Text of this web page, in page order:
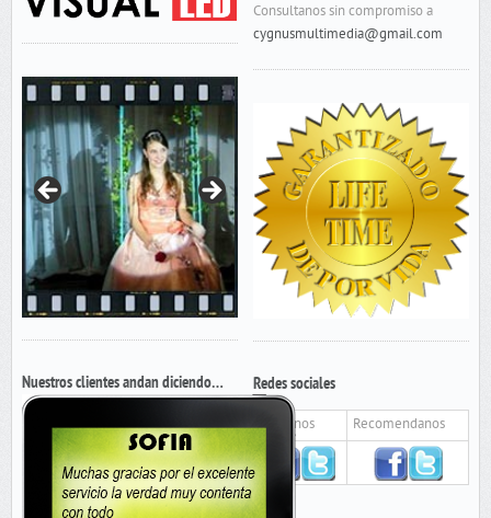
Nuestros clientes andan diciendo…
Consultanos sin compromiso a
cygnusmultimedia@gmail.com
Redes sociales
Seguinos Recomendanos